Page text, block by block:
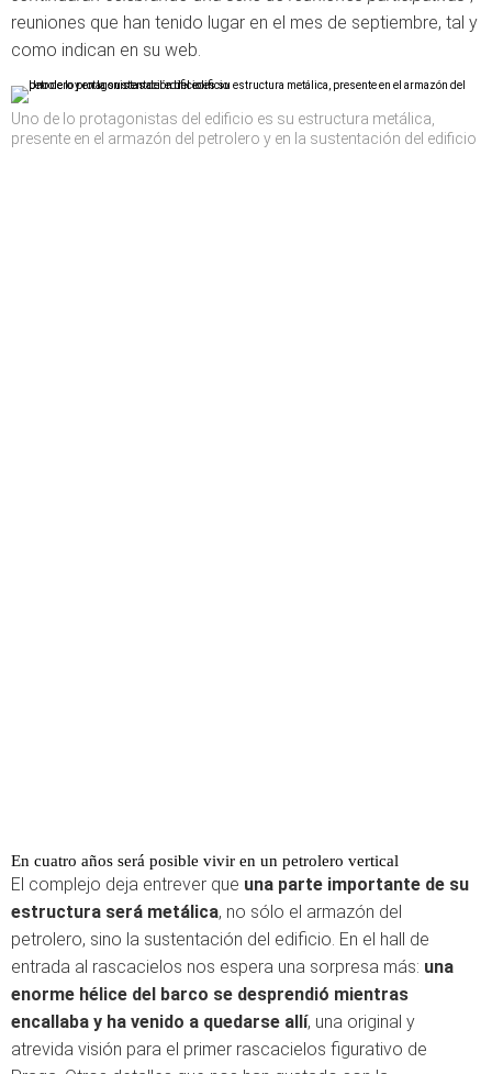
reuniones que han tenido lugar en el mes de septiembre, tal y
como indican en su web.
Uno de lo protagonistas del edificio es su estructura metálica,
presente en el armazón del petrolero y en la sustentación del edificio
En cuatro años será posible vivir en un petrolero vertical
El complejo deja entrever que una parte importante de su
estructura será metálica, no sólo el armazón del
petrolero, sino la sustentación del edificio. En el hall de
entrada al rascacielos nos espera una sorpresa más: una
enorme hélice del barco se desprendió mientras
encallaba y ha venido a quedarse allí, una original y
atrevida visión para el primer rascacielos figurativo de